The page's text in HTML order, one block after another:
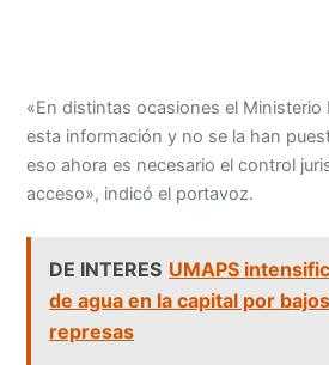
«En distintas ocasiones el Ministerio
esta información y no se la han
eso ahora es necesario el control
acceso», indicó el portavoz.
DE INTERES UMAPS
de agua en la capital por
represas